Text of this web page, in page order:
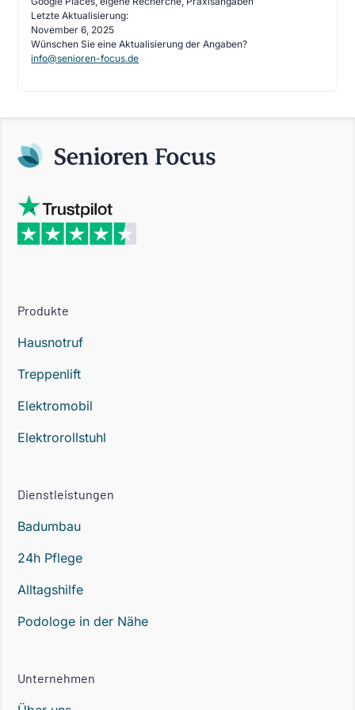
Letzte Aktualisierung:
November 6, 2025
Wünschen Sie eine Aktualisierung der Angaben?
info@senioren-focus.de
Produkte
Hausnotruf
Treppenlift
Elektromobil
Elektrorollstuhl
Dienstleistungen
Badumbau
24h Pflege
Alltagshilfe
Podologe in der Nähe
Unternehmen